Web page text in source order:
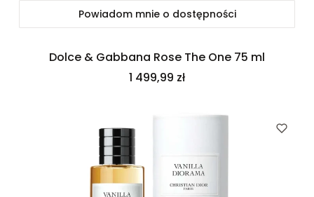
Powiadom mnie o dostępności
Dolce & Gabbana Rose The One 75 ml
Cena
1 499,99 zł